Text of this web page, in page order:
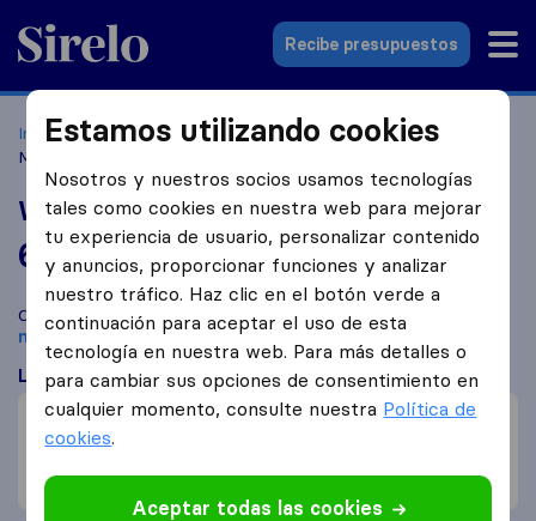
Sirelo.es
Recibe presupuestos
Inicio Empresas de mudanzas Llucmajor
Wurzer
Mallorca S.L.
Wurzer Mallorca S.L.
6,8 basado en6
reseñas de Sirelo y Google
i
Compara Wurzer Mallorca S.L. con otras empresas de
mudanzasdeLlucmajor
Lo que dicen los clientes
Precio (2)
Simpáticos (1)
Reclamaciones de daños (2)
Estamos utilizando cookies
Nosotros y nuestros socios usamos tecnologías
tales como cookies en nuestra web para mejorar
tu experiencia de usuario, personalizar contenido
y anuncios, proporcionar funciones y analizar
nuestro tráfico. Haz clic en el botón verde a
continuación para aceptar el uso de esta
tecnología en nuestra web. Para más detalles o
para cambiar sus opciones de consentimiento en
cualquier momento, consulte nuestra Política de
cookies.
Aceptar todas las cookies